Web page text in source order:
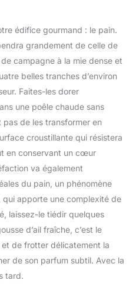
édifice gourmand : le pain.
grandement de celle de
campagne à la mie dense et
belles tranches d’environ
Faites-les dorer
une poêle chaude sans
pas de les transformer en
croustillante qui résistera
en conservant un cœur
va également
du pain, un phénomène
qui apporte une complexité de
laissez-le tiédir quelques
d’ail fraîche, c’est le
de frotter délicatement la
de son parfum subtil. Avec la
tard.